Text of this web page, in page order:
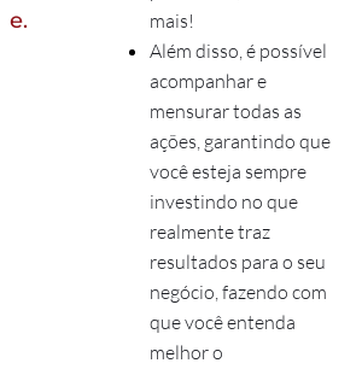
e.
mais!
Além disso, é possível
acompanhar e
mensurar todas as
ações, garantindo que
você esteja sempre
investindo no que
realmente traz
resultados para o seu
negócio, fazendo com
que você entenda
melhor o